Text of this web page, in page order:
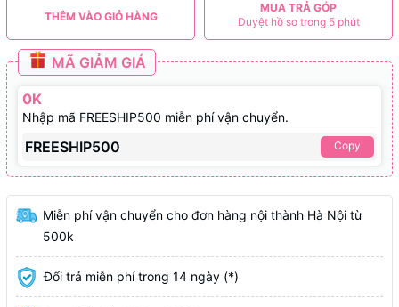
THÊM VÀO GIỎ HÀNG
MUA TRẢ GÓP
Duyệt hồ sơ trong 5 phút
MÃ GIẢM GIÁ
0K
Nhập mã FREESHIP500 miễn phí vận chuyển.
FREESHIP500 Copy
Miễn phí vận chuyển cho đơn hàng nội thành Hà Nội từ
500k
Đổi trả miễn phí trong 14 ngày (*)